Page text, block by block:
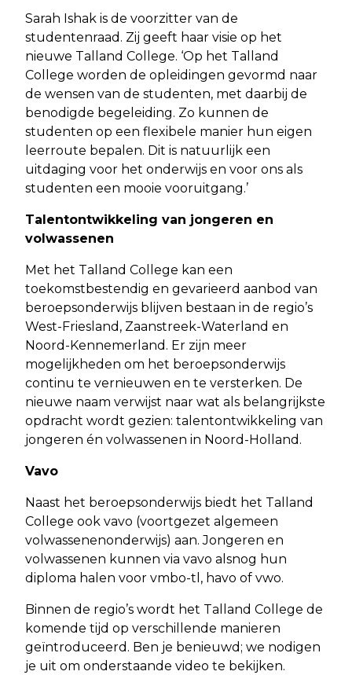
Sarah Ishak is de voorzitter van de
studentenraad. Zij geeft haar visie op het
nieuwe Talland College. ‘Op het Talland
College worden de opleidingen gevormd naar
de wensen van de studenten, met daarbij de
benodigde begeleiding. Zo kunnen de
studenten op een flexibele manier hun eigen
leerroute bepalen. Dit is natuurlijk een
uitdaging voor het onderwijs en voor ons als
studenten een mooie vooruitgang.’
Talentontwikkeling van jongeren en
volwassenen
Met het Talland College kan een
toekomstbestendig en gevarieerd aanbod van
beroepsonderwijs blijven bestaan in de regio’s
West-Friesland, Zaanstreek-Waterland en
Noord-Kennemerland. Er zijn meer
mogelijkheden om het beroepsonderwijs
continu te vernieuwen en te versterken. De
nieuwe naam verwijst naar wat als belangrijkste
opdracht wordt gezien: talentontwikkeling van
jongeren én volwassenen in Noord-Holland.
Vavo
Naast het beroepsonderwijs biedt het Talland
College ook vavo (voortgezet algemeen
volwassenenonderwijs) aan. Jongeren en
volwassenen kunnen via vavo alsnog hun
diploma halen voor vmbo-tl, havo of vwo.
Binnen de regio’s wordt het Talland College de
komende tijd op verschillende manieren
geïntroduceerd. Ben je benieuwd; we nodigen
je uit om onderstaande video te bekijken.